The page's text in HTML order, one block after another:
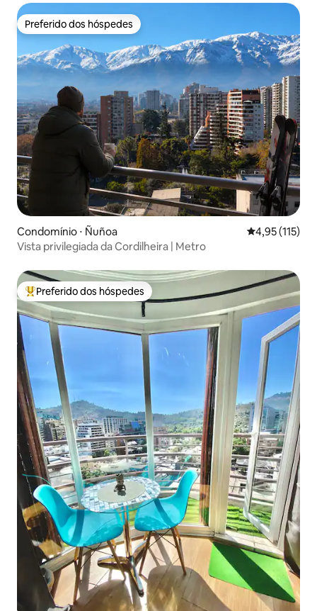
Preferido dos hóspedes
Preferido dos hóspedes
Condomínio ⋅ Ñuñoa 4,95 de uma
4,95 (115)
Vista privilegiada da Cordilheira | Metro
Entre os melhores preferidos dos hóspedes
Preferido dos hóspedes